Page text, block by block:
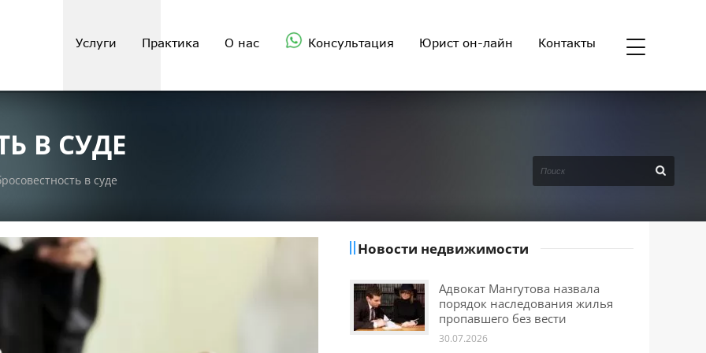
Услуги Практика О нас Консультация Юрист он-лайн Контакты
В СУДЕ
в суде
Новости недвижимости
Адвокат Мангутова назвала
порядок наследования жилья
пропавшего без вести
30.07.2026